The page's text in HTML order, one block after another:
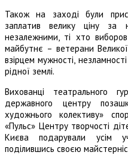
Також на заході були
заплатив велику ціну
незалежними, ті хто
майбутнє – ветерани
взірцем мужності,
рідної землі.
Вихованці театрального
державного центру
художнього колективу»
«Пульс» Центру творчості
Києва подарували усім
поділившись своєю